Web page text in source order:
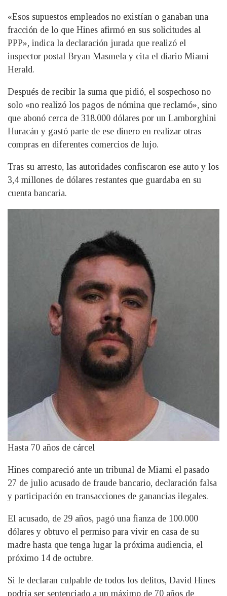
«Esos supuestos empleados no existían o ganaban una
fracción de lo que Hines afirmó en sus solicitudes al
PPP», indica la declaración jurada que realizó el
inspector postal Bryan Masmela y cita el diario Miami
Herald.
Después de recibir la suma que pidió, el sospechoso no
solo «no realizó los pagos de nómina que reclamó», sino
que abonó cerca de 318.000 dólares por un Lamborghini
Huracán y gastó parte de ese dinero en realizar otras
compras en diferentes comercios de lujo.
Tras su arresto, las autoridades confiscaron ese auto y los
3,4 millones de dólares restantes que guardaba en su
cuenta bancaria.
Hasta 70 años de cárcel
Hines compareció ante un tribunal de Miami el pasado
27 de julio acusado de fraude bancario, declaración falsa
y participación en transacciones de ganancias ilegales.
El acusado, de 29 años, pagó una fianza de 100.000
dólares y obtuvo el permiso para vivir en casa de su
madre hasta que tenga lugar la próxima audiencia, el
próximo 14 de octubre.
Si le declaran culpable de todos los delitos, David Hines
podría ser sentenciado a un máximo de 70 años de